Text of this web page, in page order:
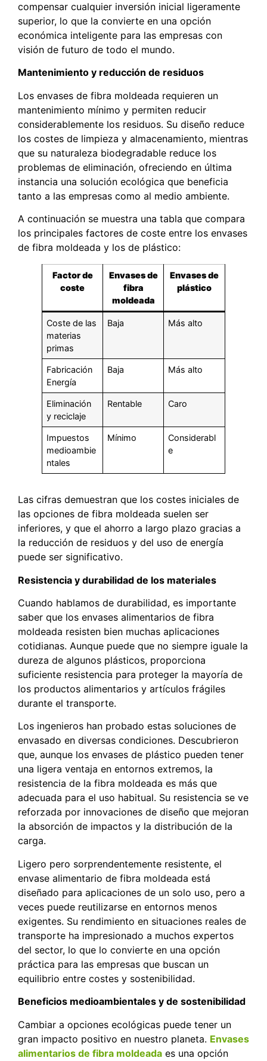
compensar cualquier inversión inicial ligeramente
superior, lo que la convierte en una opción
económica inteligente para las empresas con
visión de futuro de todo el mundo.
Mantenimiento y reducción de residuos
Los envases de fibra moldeada requieren un
mantenimiento mínimo y permiten reducir
considerablemente los residuos. Su diseño reduce
los costes de limpieza y almacenamiento, mientras
que su naturaleza biodegradable reduce los
problemas de eliminación, ofreciendo en última
instancia una solución ecológica que beneficia
tanto a las empresas como al medio ambiente.
A continuación se muestra una tabla que compara
los principales factores de coste entre los envases
de fibra moldeada y los de plástico:
Factor de
coste
Envases de
fibra
moldeada
Envases de
plástico
Coste de las
materias
primas
Baja Más alto
Fabricación
Energía
Baja Más alto
Eliminación
y reciclaje
Rentable Caro
Impuestos
medioambie
ntales
Mínimo
Considerabl
e
Las cifras demuestran que los costes iniciales de
las opciones de fibra moldeada suelen ser
inferiores, y que el ahorro a largo plazo gracias a
la reducción de residuos y del uso de energía
puede ser significativo.
Resistencia y durabilidad de los materiales
Cuando hablamos de durabilidad, es importante
saber que los envases alimentarios de fibra
moldeada resisten bien muchas aplicaciones
cotidianas. Aunque puede que no siempre iguale la
dureza de algunos plásticos, proporciona
suficiente resistencia para proteger la mayoría de
los productos alimentarios y artículos frágiles
durante el transporte.
Los ingenieros han probado estas soluciones de
envasado en diversas condiciones. Descubrieron
que, aunque los envases de plástico pueden tener
una ligera ventaja en entornos extremos, la
resistencia de la fibra moldeada es más que
adecuada para el uso habitual. Su resistencia se ve
reforzada por innovaciones de diseño que mejoran
la absorción de impactos y la distribución de la
carga.
Ligero pero sorprendentemente resistente, el
envase alimentario de fibra moldeada está
diseñado para aplicaciones de un solo uso, pero a
veces puede reutilizarse en entornos menos
exigentes. Su rendimiento en situaciones reales de
transporte ha impresionado a muchos expertos
del sector, lo que lo convierte en una opción
práctica para las empresas que buscan un
equilibrio entre costes y sostenibilidad.
Beneficios medioambientales y de sostenibilidad
Cambiar a opciones ecológicas puede tener un
gran impacto positivo en nuestro planeta. Envases
alimentarios de fibra moldeada es una opción